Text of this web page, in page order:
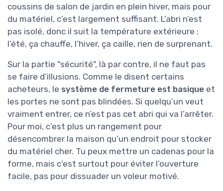
coussins de salon de jardin en plein hiver, mais pour
du matériel, c’est largement suffisant. L’abri n’est
pas isolé, donc il suit la température extérieure :
l’été, ça chauffe, l’hiver, ça caille, rien de surprenant.
Sur la partie "sécurité", là par contre, il ne faut pas
se faire d’illusions. Comme le disent certains
acheteurs, le système de fermeture est basique et
les portes ne sont pas blindées. Si quelqu’un veut
vraiment entrer, ce n’est pas cet abri qui va l’arrêter.
Pour moi, c’est plus un rangement pour
désencombrer la maison qu’un endroit pour stocker
du matériel cher. Tu peux mettre un cadenas pour la
forme, mais c’est surtout pour éviter l’ouverture
facile, pas pour dissuader un voleur motivé.